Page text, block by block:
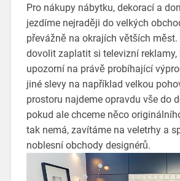
Pro nákupy nábytku, dekorací a
jezdíme nejraději do velkých
převážně na okrajích větších
dovolit zaplatit si televizní reklamy,
upozorní na právě probíhající
jiné slevy na například velkou
prostoru najdeme opravdu vše do
pokud ale chceme něco
tak nemá, zavítáme na veletrhy a
noblesní obchody designérů.